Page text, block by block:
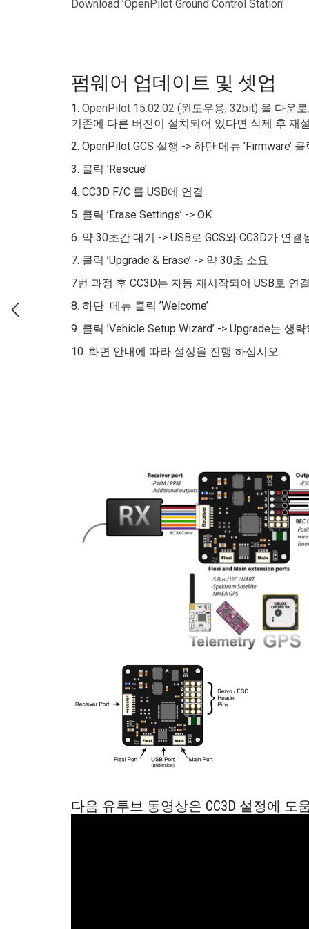
Download ’OpenPilot Ground Control Station’
펌웨어 업데이트 및 셋업
1. OpenPilot 15.02.02 (윈도우용, 32bit) 을 다운
기존에 다른 버전이 설치되어 있다면 삭제 후 재
2. OpenPilot GCS 실행 -> 하단 메뉴 ’Firmware’ 클
3. 클릭 ’Rescue’
4. CC3D F/C 를 USB에 연결
5. 클릭 ’Erase Settings’ -> OK
6. 약 30초간 대기 -> USB로 GCS와 CC3D가 연결
7. 클릭 ’Upgrade & Erase’ -> 약 30초 소요
7번 과정 후 CC3D는 자동 재시작되어 USB로
8. 하단 메뉴 클릭 ’Welcome’
9. 클릭 ’Vehicle Setup Wizard’ -> Upgrade는 생략
10. 화면 안내에 따라 설정을 진행 하십시오.
다음 유투브 동영상은 CC3D 설정에 도